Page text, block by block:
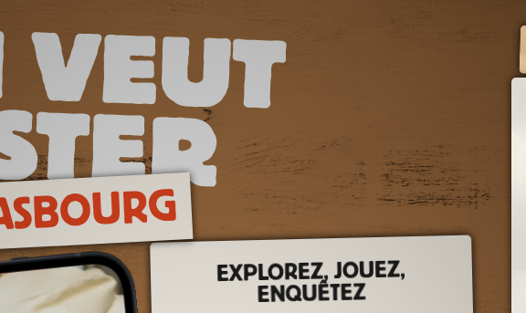
V
EXPLOREZ, JOUEZ,
ENQUÊTEZ